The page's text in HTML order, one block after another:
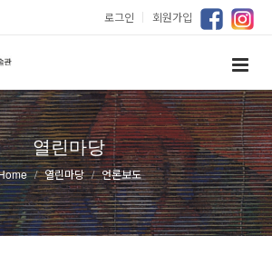
로그인 ｜ 회원가입
열린마당
열린마당 언론보도